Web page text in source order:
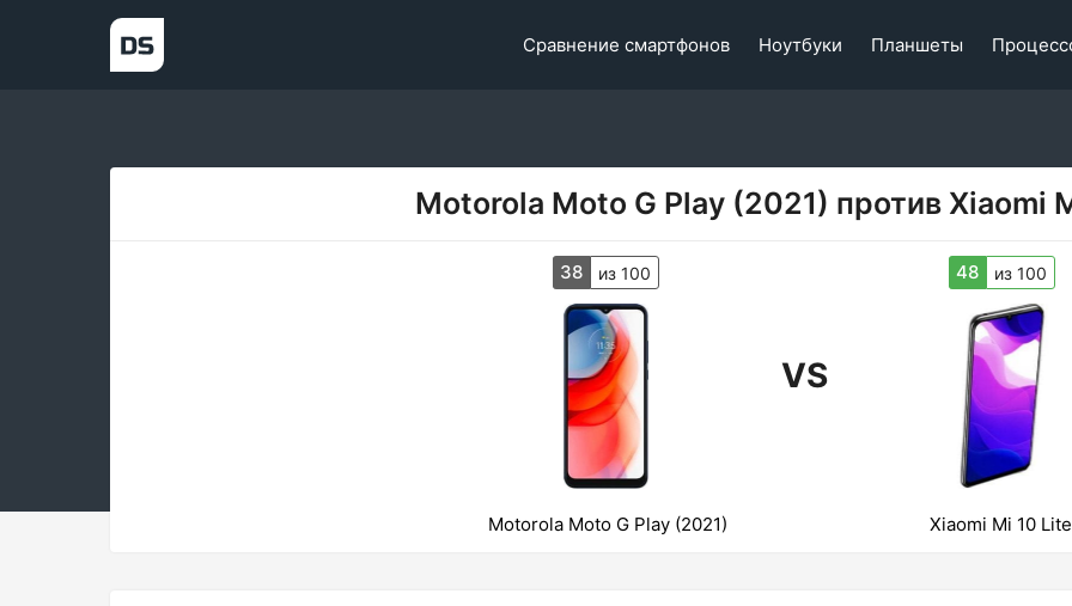
Сравнение смартфонов Ноутбуки Планшеты
Motorola Moto G Play (2021) против Xiaomi
38 из 100
VS
48 из 100
Motorola Moto G Play (2021) Xiaomi Mi 10 Lite